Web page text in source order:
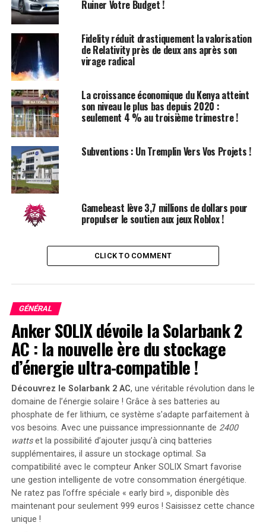
MASSIF de FMO,⁣ qui a pour objectif ‌de favoriser
l’inclusion financière en soutenant des ‌solutions
⁣financières ‍innovantes et des entreprises‌ inclusives. ⁤Ce
fonds a également annoncé un investissement dans
Coamana, une entreprise nigériane.
Les Origines​ d’Aquarech
Créée en 2019 par David et Joseph Okech, ainsi que⁢
James Odede, Aquarech est une ‌plateforme⁣ numérique
‌dédiée aux aquaculteurs de petite et⁣ moyenne taille.
⁢David, originaire de Kisumu, a grandi dans le secteur de
l’aquaculture et possède‍ une expérience directe dans
plusieurs domaines d’activité d’Aquarech, y compris la
Victoria. Joseph, économiste agricole, cumule plus de 40
ans d’expérience, tandis que James est le fondateur ‍de
L’Importance de l’Aquaculture en Afrique⁣ de l’Est
Dans les régions⁣ entourant les Grands Lacs africains, de
nombreuses personnes vivant près des lacs dépendent
de lapêchepour leur subsistance, que‌ ce soit
directement ‌ou indirectement. La pêche est ⁢essentielle
pour lasécurité alimentaireet les revenus dans ces
zones. Par exemple, le lac Victoria produit environ 1
million de tonnes ⁢de poissons chaque année, et le
secteur de la pêche emploie près de 2 millions de⁣
personnes dans ses environs. Environ 40 millions de
personnes à travers l’Afrique de l’Est⁣ dépendent de
⁢cette industrie. Cependant, la surpêche, la pollution
le changement climatique, associés à des variations
naturelles, ont entraîné une diminution significative des
stocks de poissons, perturbant ainsi les moyens de
subsistance ⁢et ⁤l’industrie de la pêche. L’aquaculture⁣ est
perçue comme une solution viable pour combler le fossé
Ruiner Votre Budget !
Fidelity réduit drastiquement la valorisation
de Relativity près de deux ans après son
virage radical
La croissance économique du Kenya atteint
son niveau le plus bas depuis 2020 :
seulement 4 % au troisième trimestre !
Subventions : Un Tremplin Vers Vos Projets !
Gamebeast lève 3,7 millions de dollars pour
propulser le soutien aux jeux Roblox !
CLICK TO COMMENT
GÉNÉRAL
Anker SOLIX dévoile la Solarbank 2
AC : la nouvelle ère du stockage
d’énergie ultra-compatible !
Découvrez le Solarbank 2 AC, une véritable révolution dans le
domaine de l’énergie solaire ! Grâce à ses batteries au
phosphate de fer lithium, ce système s’adapte parfaitement à
vos besoins. Avec une puissance impressionnante de 2400
wattset la possibilité d’ajouter jusqu’à cinq batteries
supplémentaires, il assure un stockage optimal. Sa
compatibilité avec le compteur Anker SOLIX Smart favorise
une gestion intelligente de votre consommation énergétique.
Ne ratez pas l’offre spéciale « early bird », disponible dès
maintenant pour seulement 999 euros ! Saisissez cette chance
unique !